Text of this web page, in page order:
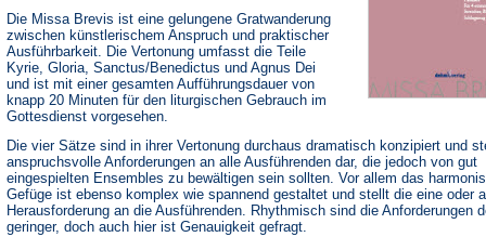
Die Missa Brevis ist eine gelungene Gratwanderung
zwischen künstlerischem Anspruch und praktischer
Ausführbarkeit. Die Vertonung umfasst die Teile
Kyrie, Gloria, Sanctus/Benedictus und Agnus Dei
und ist mit einer gesamten Aufführungsdauer von
knapp 20 Minuten für den liturgischen Gebrauch im
Gottesdienst vorgesehen.
Die vier Sätze sind in ihrer Vertonung durchaus dramatisch konzipiert und
anspruchsvolle Anforderungen an alle Ausführenden dar, die jedoch von gut
eingespielten Ensembles zu bewältigen sein sollten. Vor allem das
Gefüge ist ebenso komplex wie spannend gestaltet und stellt die eine oder
Herausforderung an die Ausführenden. Rhythmisch sind die Anforderungen
geringer, doch auch hier ist Genauigkeit gefragt.